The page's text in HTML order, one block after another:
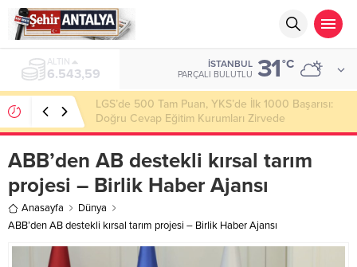
ALTIN
6.543,59
İSTANBUL
PARÇALI BULUTLU 31°C
LGS’de 500 Tam Puan, YKS’de İlk 1000 Başarısı:
Doğru Cevap Eğitim Kurumları Zirvede
ABB’den AB destekli kırsal tarım
projesi – Birlik Haber Ajansı
Anasayfa
Dünya
ABB’den AB destekli kırsal tarım projesi – Birlik Haber Ajansı